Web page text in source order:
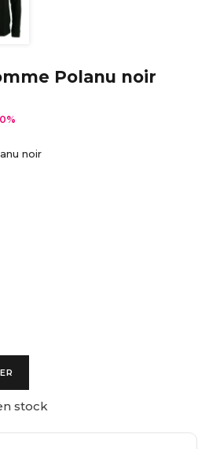
Polanu noir
noir
stock